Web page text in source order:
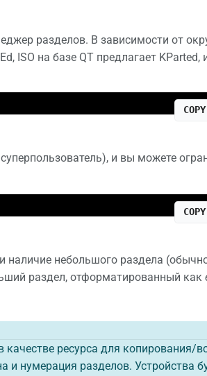
разделов. В зависимости от
ISO на базе QT предлагает
суперпользователь), и вы можете
и наличие небольшого раздела
раздел, отформатированный как
ресурса для копирования/
и нумерация разделов. Устройства